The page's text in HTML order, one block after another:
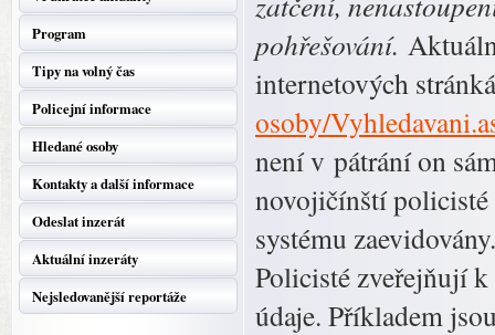
Program
Tipy na volný čas
Policejní informace
Hledané osoby
Kontakty a další informace
Odeslat inzerát
Aktuální inzeráty
Nejsledovanější reportáže
pohřešování.
internetových
osoby/
není v pátrání on
novojičínští policisté
systému
Policisté zveřejňují
údaje. Příkladem